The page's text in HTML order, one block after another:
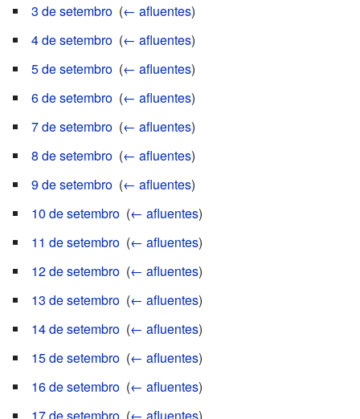
3 de setembro (← afluentes)
4 de setembro (← afluentes)
5 de setembro (← afluentes)
6 de setembro (← afluentes)
7 de setembro (← afluentes)
8 de setembro (← afluentes)
9 de setembro (← afluentes)
10 de setembro (← afluentes)
11 de setembro (← afluentes)
12 de setembro (← afluentes)
13 de setembro (← afluentes)
14 de setembro (← afluentes)
15 de setembro (← afluentes)
16 de setembro (← afluentes)
17 de setembro (← afluentes)